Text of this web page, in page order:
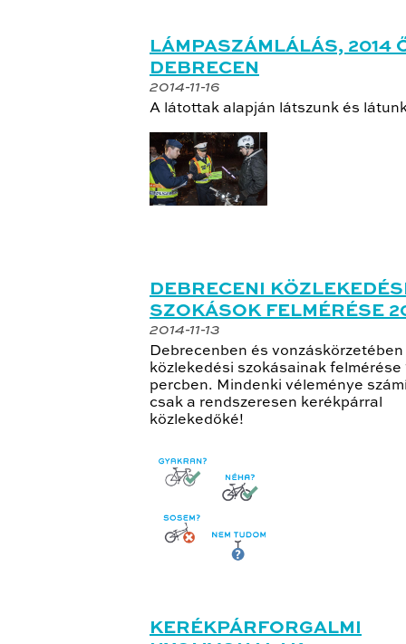
LÁMPASZÁMLÁLÁS, 2014
DEBRECEN
2014-11-16
A látottak alapján látszunk és
DEBRECENI
SZOKÁSOK FELMÉRÉSE
2014-11-13
Debrecenben és vonzáskörzetében
közlekedési szokásainak felmérése
percben. Mindenki véleménye
csak a rendszeresen kerékpárral
közlekedőké!
KERÉKPÁRFORGALMI